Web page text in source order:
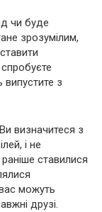
чи буде
зрозумілим,
з
визначитеся з
і не
ставилися
можуть
друзі.